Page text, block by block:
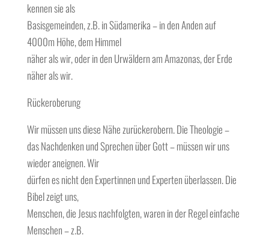
kennen sie als
Basisgemeinden, z.B. in Südamerika – in den Anden auf
4000m Höhe, dem Himmel
näher als wir, oder in den Urwäldern am Amazonas, der Erde
näher als wir.
Rückeroberung
Wir müssen uns diese Nähe zurückerobern. Die Theologie –
das Nachdenken und Sprechen über Gott – müssen wir uns
wieder aneignen. Wir
dürfen es nicht den Expertinnen und Experten überlassen. Die
Bibel zeigt uns,
Menschen, die Jesus nachfolgten, waren in der Regel einfache
Menschen – z.B.